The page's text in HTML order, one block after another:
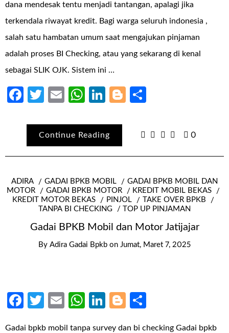
dana mendesak tentu menjadi tantangan, apalagi jika
terkendala riwayat kredit. Bagi warga seluruh indonesia ,
salah satu hambatan umum saat mengajukan pinjaman
adalah proses BI Checking, atau yang sekarang di kenal
sebagai SLIK OJK. Sistem ini …
Facebook
Twitter
EmailWhatsApp
LinkedIn
Blogger
Continue Reading 0
ADIRA GADAI BPKB MOBIL
GADAI BPKB MOBIL DAN
MOTOR
GADAI BPKB MOTOR
KREDIT MOBIL BEKAS
KREDIT MOTOR BEKAS
PINJOL
TAKE OVER BPKB
TANPA BI CHECKING
TOP UP PINJAMAN
Gadai BPKB Mobil dan Motor Jatijajar
By Adira Gadai Bpkb on Jumat, Maret 7, 2025
Facebook
Twitter
EmailWhatsApp
LinkedIn
Blogger
Gadai bpkb mobil tanpa survey dan bi checking Gadai bpkb